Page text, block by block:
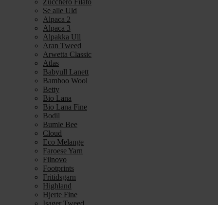
Zucchero Filato
Se alle Uld
Alpaca 2
Alpaca 3
Alpakka Ull
Aran Tweed
Arwetta Classic
Atlas
Babyull Lanett
Bamboo Wool
Betty
Bio Lana
Bio Lana Fine
Bodil
Bumle Bee
Cloud
Eco Melange
Faroese Yarn
Filnovo
Footprints
Fritidsgarn
Highland
Hjerte Fine
Isager Tweed